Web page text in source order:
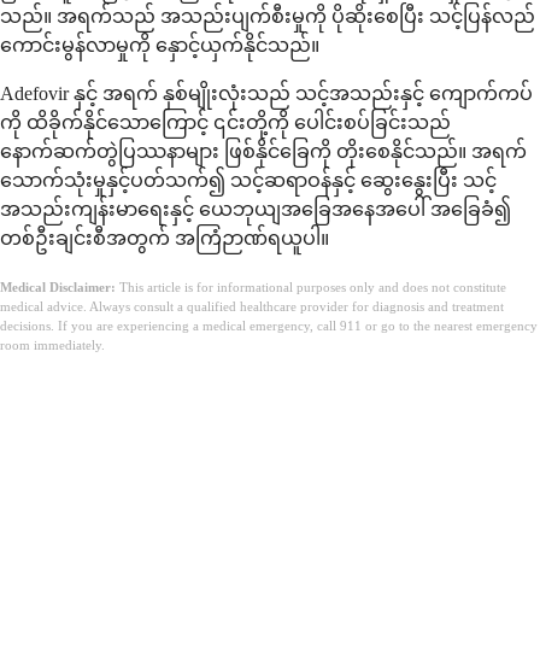
သည်။ အရက်သည် အသည်းပျက်စီးမှုကို ပိုဆိုးစေပြီး သင့်ပြန်လည်
ကောင်းမွန်လာမှုကို နှောင့်ယှက်နိုင်သည်။
Adefovir နှင့် အရက် နှစ်မျိုးလုံးသည် သင့်အသည်းနှင့် ကျောက်ကပ်
ကို ထိခိုက်နိုင်သောကြောင့် ၎င်းတို့ကို ပေါင်းစပ်ခြင်းသည်
နောက်ဆက်တွဲပြဿနာများ ဖြစ်နိုင်ခြေကို တိုးစေနိုင်သည်။ အရက်
သောက်သုံးမှုနှင့်ပတ်သက်၍ သင့်ဆရာဝန်နှင့် ဆွေးနွေးပြီး သင့်
အသည်းကျန်းမာရေးနှင့် ယေဘုယျအခြေအနေအပေါ် အခြေခံ၍
တစ်ဦးချင်းစီအတွက် အကြံဉာဏ်ရယူပါ။
Medical Disclaimer: This article is for informational purposes only and does not constitute
medical advice. Always consult a qualified healthcare provider for diagnosis and treatment
decisions. If you are experiencing a medical emergency, call 911 or go to the nearest emergency
room immediately.